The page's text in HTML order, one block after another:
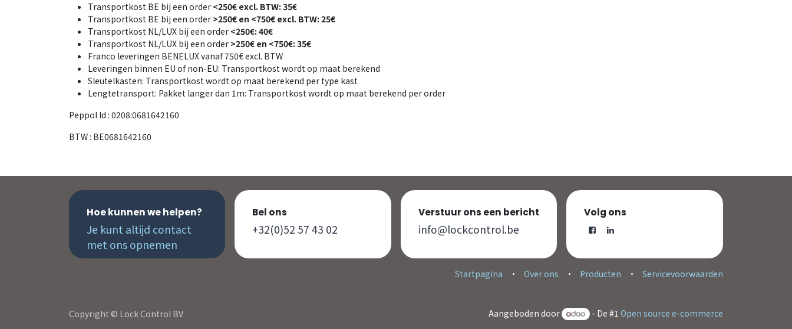
Transportkost BE bij een order <250€ excl. BTW: 35€
Transportkost BE bij een order >250€ en <750€ excl. BTW: 25€
Transportkost NL/LUX bij een order <250€: 40€
Transportkost NL/LUX bij een order >250€ en <750€: 35€
Franco leveringen BENELUX vanaf 750€ excl. BTW
Leveringen binnen EU of non-EU: Transportkost wordt op maat berekend
Sleutelkasten: Transportkost wordt op maat berekend per type kast
Lengtetransport: Pakket langer dan 1m: Transportkost wordt op maat berekend per order
Peppol Id : 0208:0681642160
BTW : BE0681642160
Hoe kunnen we helpen?
Je kunt altijd contact
met ons opnemen
Bel ons
+32(0)52 57 43 02
Verstuur ons een bericht
info@lockcontrol.be
Volg ons
Startpagina • Over ons • Producten • Servicevoorwaarden
Copyright © Lock Control BV Aangeboden door - De #1 Open source e-commerce